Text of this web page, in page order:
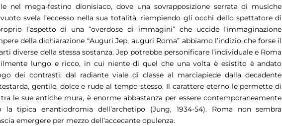
nel mega-festino dionisiaco, dove una sovrapposizione serrata di musiche
svela l’eccesso nella sua totalità, riempiendo gli occhi dello spettatore di
l’aspetto di una “overdose di immagini” che uccide l’immaginazione
della dichiarazione “Auguri Jep, auguri Roma” abbiamo l’indizio che forse il
diverse della stessa sostanza. Jep potrebbe personificare l’individuale e Roma
lungo e ricco, in cui niente di quel che una volta è esistito è andato
dei contrasti: dal radiante viale di classe al marciapiede dalla decadente
gentile, dolce e rude al tempo stesso. Il carattere eterno le permette di
le sue antiche mura, è enorme abbastanza per essere contemporaneamente
la tipica enantiodromia dell’archetipo (Jung, 1934-54). Roma non sembra
emergere per mezzo dell’accecante opulenza.